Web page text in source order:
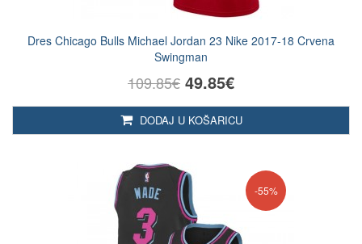
Dres Chicago Bulls Michael Jordan 23 Nike 2017-18 Crvena
Swingman
109.85€ 49.85€
DODAJ U KOŠARICU
-55%